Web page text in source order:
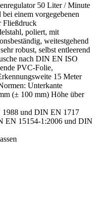
50 Liter / Minute
einem vorgegebenen
Fließdruck
poliert, mit
weitestgehend
robust, selbst entleerend
nach DIN EN ISO
PVC-Folie,
15 Meter
Unterkante
(± 100 mm) Höhe über
und DIN EN 1717
EN 15154-1:2006 und DIN